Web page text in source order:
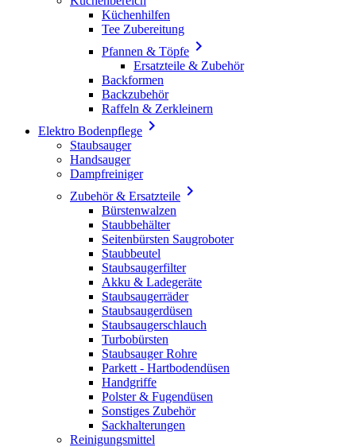
Küchenhilfen
Tee Zubereitung
Pfannen & Töpfe 
Ersatzteile & Zubehör
Backformen
Backzubehör
Raffeln & Zerkleinern
Elektro Bodenpflege 
Staubsauger
Handsauger
Dampfreiniger
Zubehör & Ersatzteile 
Bürstenwalzen
Staubbehälter
Seitenbürsten Saugroboter
Staubbeutel
Staubsaugerfilter
Akku & Ladegeräte
Staubsaugerräder
Staubsaugerdüsen
Staubsaugerschlauch
Turbobürsten
Staubsauger Rohre
Parkett - Hartbodendüsen
Handgriffe
Polster & Fugendüsen
Sonstiges Zubehör
Sackhalterungen
Reinigungsmittel